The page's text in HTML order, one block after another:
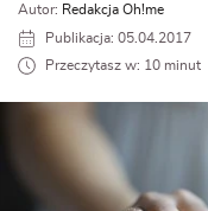
Autor: Redakcja Oh!me
Publikacja: 05.04.2017
Przeczytasz w: 10 minut